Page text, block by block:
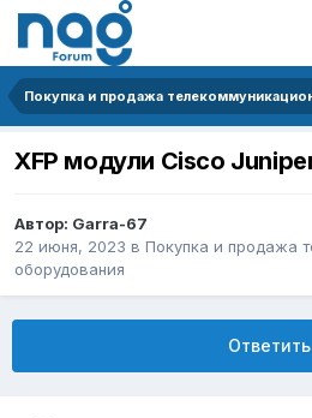
XFP модули Cisco
Автор: Garra-67
22 июня, 2023 в Покупка и продажа
оборудования
Ответить